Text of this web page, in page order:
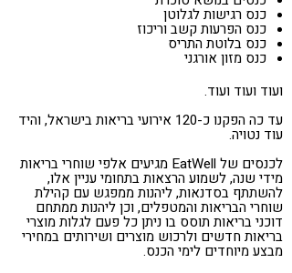
כנס רגישות לגלוטן
כנס הפרעות קשב וריכוז
כנס בלוטת התריס
כנס מזון אורגני
ועוד ועוד ועוד.
עד כה הפקנו כ-120 אירועי בריאות בישראל, והיד
עוד נטויה.
לכנסים של EatWell מגיעים אלפי שוחרי בריאות
מידי שנה, לשמוע הרצאות בתחומי עניין אלו,
להשתתף בסדנאות, ליהנות ממפגש עם קהילת
שוחרי הבריאות והמטפלים, וכן ליהנות ממתחם
דוכני בריאות תוסס בו ניתן כל פעם לגלות מוצרי
בריאות חדשים ולרכוש מוצרים ושירותים במחירי
מבצע מיוחדים לימי הכנס.